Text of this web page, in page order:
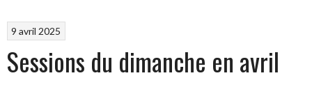
9 avril 2025
Sessions du dimanche en avril